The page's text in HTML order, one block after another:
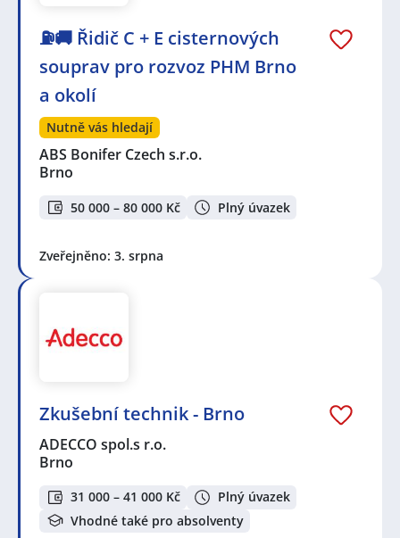
⛽🚚 Řidič C + E cisternových
souprav pro rozvoz PHM Brno
a okolí
Nutně vás hledají
ABS Bonifer Czech s.r.o.
Brno
50 000 – 80 000 Kč Plný úvazek
Zveřejněno: 3. srpna
Zkušební technik - Brno
ADECCO spol.s r.o.
Brno
31 000 – 41 000 Kč
Plný úvazek
Vhodné také pro absolventy